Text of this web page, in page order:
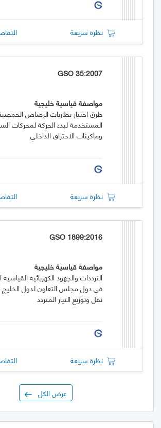
نظرة سريعة
GSO 35:2007
مواصفة قياسية خليجية
طرق اختبار بطاريات الرصاص
المستخدمة لبدء الحركة لمحركات
وماكينات الاحتراق الداخلي
نظرة سريعة
GSO 1899:2016
مواصفة قياسية خليجية
الترددات والجهود الكهربائية
في دول مجلس التعاون لدول الخليج
نقل وتوزيع التيار المتردد
نظرة سريعة
عرض الكل